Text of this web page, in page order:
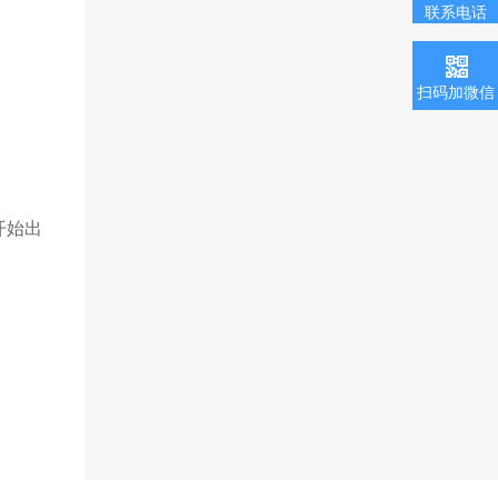
始出
联系电话
扫码加微信